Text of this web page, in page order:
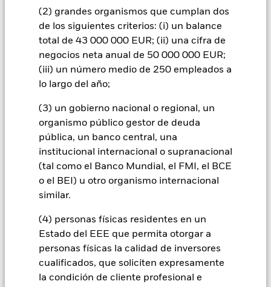
(2) grandes organismos que cumplan dos
de los siguientes criterios: (i) un balance
total de 43 000 000 EUR; (ii) una cifra de
negocios neta anual de 50 000 000 EUR;
(iii) un número medio de 250 empleados a
lo largo del año;
(3) un gobierno nacional o regional, un
organismo público gestor de deuda
pública, un banco central, una
institucional internacional o supranacional
(tal como el Banco Mundial, el FMI, el BCE
o el BEI) u otro organismo internacional
similar.
(4) personas físicas residentes en un
Estado del EEE que permita otorgar a
personas físicas la calidad de inversores
cualificados, que soliciten expresamente
la condición de cliente profesional e
valor del Fondo. El impacto sobre el Fondo puede ser mayor
cuando los derivados se utilizan de una forma generalizada o
Todas las clases de acciones con cobertura de divisas de este
fondo utilizan derivados para cubrir el riesgo de divisas. El
uso de derivados para una clase de acciones podría conllevar
un posible riesgo de contagio (también denominado «spill-
gestora del fondo se asegurará de que se dispone de los
procedimientos adecuados para minimizar el riesgo de
contagio a otras clases de acciones. En el menú desplegable
que figura justo debajo del nombre del fondo, podrá ver un
acciones con cobertura de divisas se identifican mediante la
palabra «Hedged» en su nombre. Además, el listado
completo de todas las clases de acciones con cobertura de
gestora del fondo.
para reducir los gastos, el propio Fondo percibirá el 62,5% de
los ingresos asociadas que se generen, y el 37,5% restante se
recibirá por BlackRock en calidad de agente de préstamo de